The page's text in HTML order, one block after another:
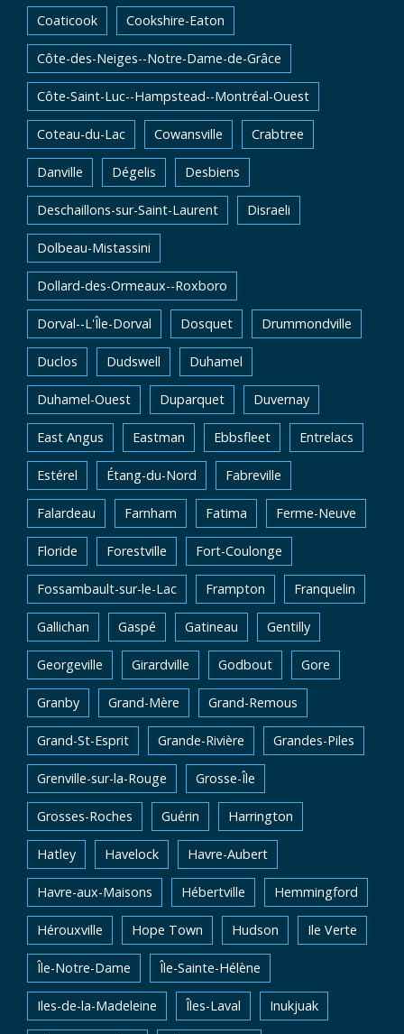
Coaticook Cookshire-Eaton
Côte-des-Neiges--Notre-Dame-de-Grâce
Côte-Saint-Luc--Hampstead--Montréal-Ouest
Coteau-du-Lac Cowansville Crabtree
Danville Dégelis Desbiens
Deschaillons-sur-Saint-Laurent Disraeli
Dolbeau-Mistassini
Dollard-des-Ormeaux--Roxboro
Dorval--L'Île-Dorval Dosquet Drummondville
Duclos Dudswell Duhamel
Duhamel-Ouest Duparquet Duvernay
East Angus Eastman Ebbsfleet Entrelacs
Estérel Étang-du-Nord Fabreville
Falardeau Farnham Fatima Ferme-Neuve
Floride Forestville Fort-Coulonge
Fossambault-sur-le-Lac Frampton Franquelin
Gallichan Gaspé Gatineau Gentilly
Georgeville Girardville Godbout Gore
Granby Grand-Mère Grand-Remous
Grand-St-Esprit Grande-Rivière Grandes-Piles
Grenville-sur-la-Rouge Grosse-Île
Grosses-Roches Guérin Harrington
Hatley Havelock Havre-Aubert
Havre-aux-Maisons Hébertville Hemmingford
Hérouxville Hope Town Hudson Ile Verte
Île-Notre-Dame Île-Sainte-Hélène
Iles-de-la-Madeleine Îles-Laval Inukjuak